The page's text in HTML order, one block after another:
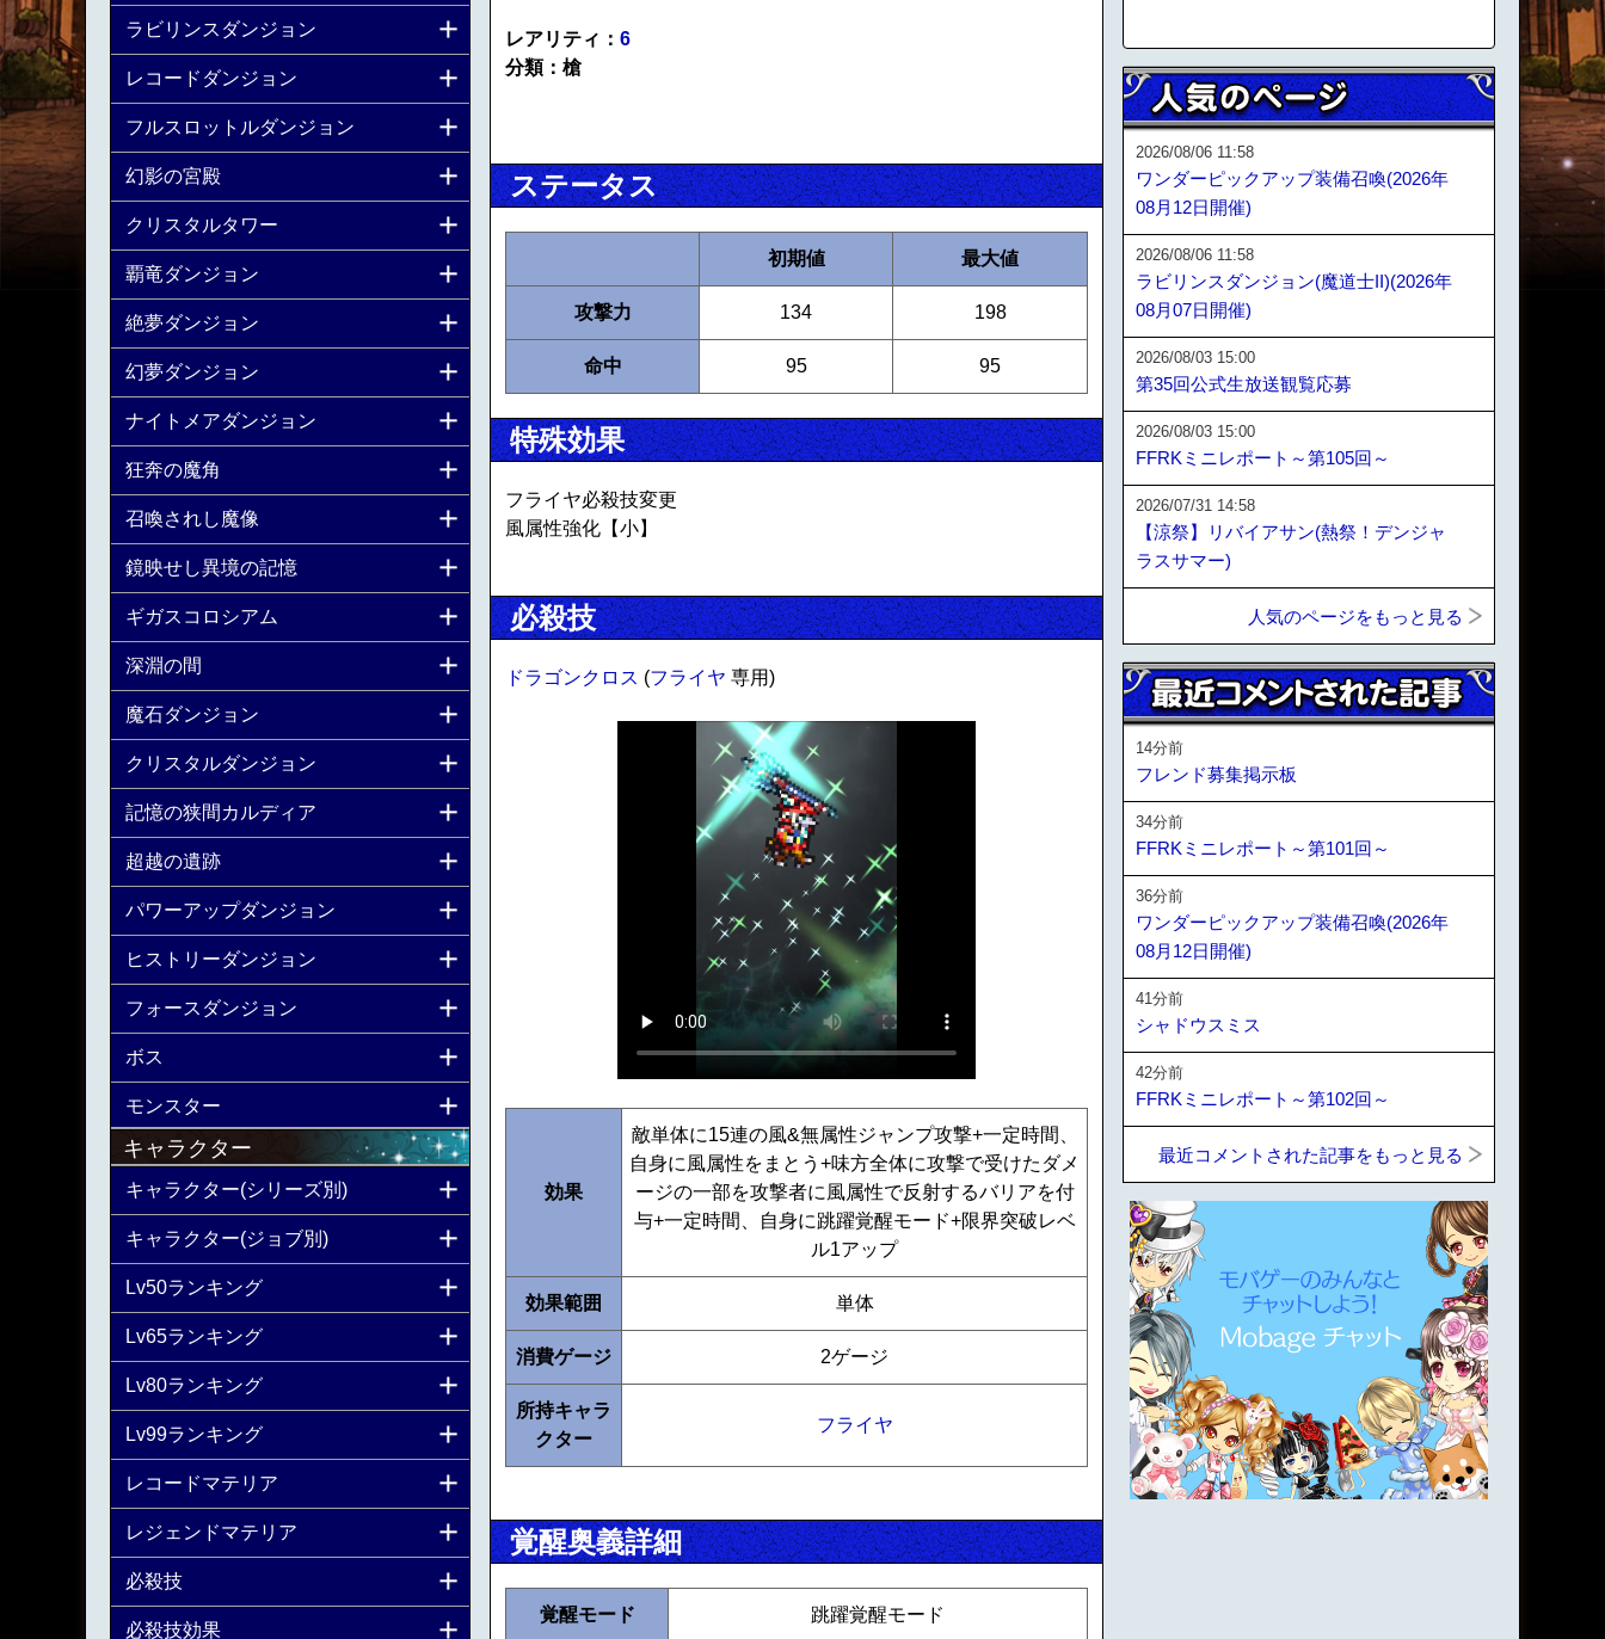
レアリティ： 6
分類：槍
ステータス
初期値 最大値
攻撃力 134 198
命中 95 95
特殊効果
フライヤ必殺技変更
風属性強化【小】
必殺技
ドラゴンクロス (フライヤ 専用)
効果
敵単体に15連の風&無属性ジャンプ攻撃+一定時間、
自身に風属性をまとう+味方全体に攻撃で受けたダメ
ージの一部を攻撃者に風属性で反射するバリアを付
与+一定時間、自身に跳躍覚醒モード+限界突破レベ
ル1アップ
効果範囲 単体
消費ゲージ 2ゲージ
所持キャラ
クター
フライヤ
覚醒奥義詳細
覚醒モード 跳躍覚醒モード
ラビリンスダンジョン
レコードダンジョン
フルスロットルダンジョン
幻影の宮殿
クリスタルタワー
覇竜ダンジョン
絶夢ダンジョン
幻夢ダンジョン
ナイトメアダンジョン
狂奔の魔角
召喚されし魔像
鏡映せし異境の記憶
ギガスコロシアム
深淵の間
魔石ダンジョン
クリスタルダンジョン
記憶の狭間カルディア
超越の遺跡
パワーアップダンジョン
ヒストリーダンジョン
フォースダンジョン
ボス
モンスター
キャラクター
キャラクター(シリーズ別)
キャラクター(ジョブ別)
Lv50ランキング
Lv65ランキング
Lv80ランキング
Lv99ランキング
レコードマテリア
レジェンドマテリア
必殺技
必殺技効果
2026/08/06 11:58
ワンダーピックアップ装備召喚(2026年
08月12日開催)
2026/08/06 11:58
ラビリンスダンジョン(魔道士II)(2026年
08月07日開催)
2026/08/03 15:00
第35回公式生放送観覧応募
2026/08/03 15:00
FFRKミニレポート～第105回～
2026/07/31 14:58
【涼祭】リバイアサン(熱祭！デンジャ
ラスサマー)
人気のページをもっと見る
14分前
フレンド募集掲示板
34分前
FFRKミニレポート～第101回～
36分前
ワンダーピックアップ装備召喚(2026年
08月12日開催)
41分前
シャドウスミス
42分前
FFRKミニレポート～第102回～
最近コメントされた記事をもっと見る